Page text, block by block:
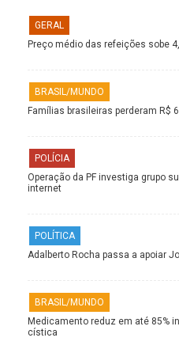
GERAL
Preço médio das refeições sobe
BRASIL/MUNDO
Famílias brasileiras perderam R$
POLÍCIA
Operação da PF investiga grupo
internet
POLÍTICA
Adalberto Rocha passa a apoiar
BRASIL/MUNDO
Medicamento reduz em até 85%
cística